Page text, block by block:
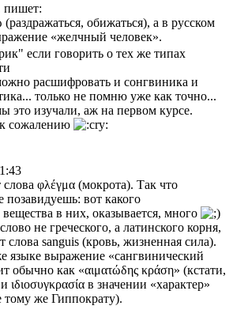
пишет:
(раздражаться, обижаться), а в русском
«желчный человек».
если говорить о тех же типах
расшифровать и сонгвиника и
только не помню уже как точно...
это изучали, аж на первом курсе.
сожалению
φλέγμα (мокрота). Так что
позавидуешь: вот какого
в них, оказывается, много
не греческого, а латинского корня,
слова sanguis (кровь, жизненная сила).
языке выражение «сангвинический
обычно как «αιματώδης κράση» (кстати,
ιδιοσυγκρασία в значении «характер»
тому же Гиппократу).